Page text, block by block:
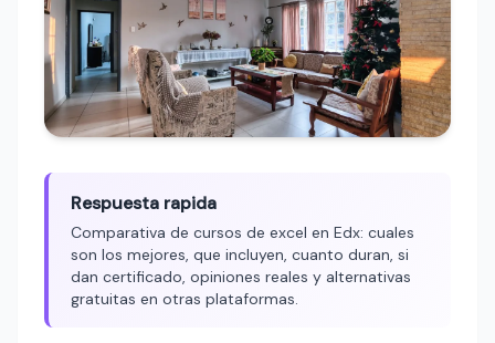
Respuesta rapida
Comparativa de cursos de excel en Edx: cuales
son los mejores, que incluyen, cuanto duran, si
dan certificado, opiniones reales y alternativas
gratuitas en otras plataformas.